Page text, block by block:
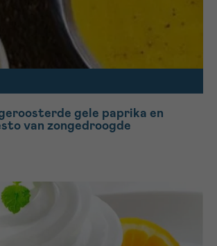
gele paprika en
van zongedroogde